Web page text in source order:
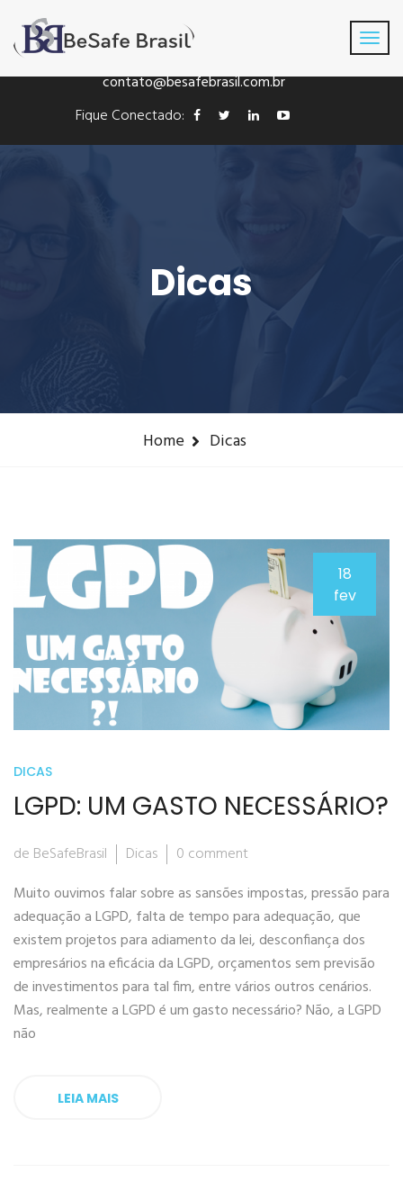
Fone: +55(41) 3016-8433
contato@besafebrasil.com.br
Fique Conectado:
Dicas
Home Dicas
18
fev
DICAS
LGPD: UM GASTO NECESSÁRIO?
de BeSafeBrasil Dicas
0 comment
Muito ouvimos falar sobre as sansões impostas, pressão para
adequação a LGPD, falta de tempo para adequação, que
existem projetos para adiamento da lei, desconfiança dos
empresários na eficácia da LGPD, orçamentos sem previsão
de investimentos para tal fim, entre vários outros cenários.
Mas, realmente a LGPD é um gasto necessário? Não, a LGPD
não
LEIA MAIS